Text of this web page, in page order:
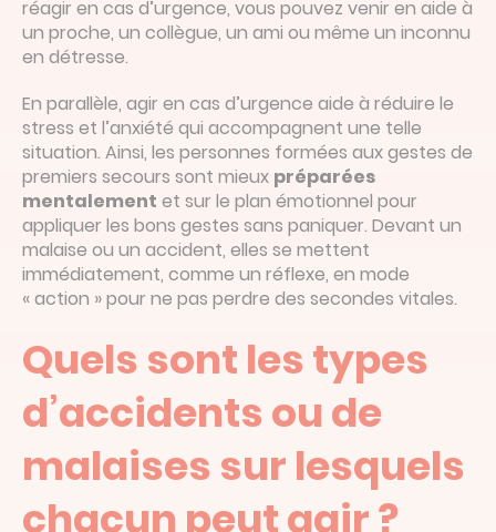
réagir en cas d’urgence, vous pouvez venir en aide à
un proche, un collègue, un ami ou même un inconnu
en détresse.
En parallèle, agir en cas d’urgence aide à réduire le
stress et l’anxiété qui accompagnent une telle
situation. Ainsi, les personnes formées aux gestes de
premiers secours sont mieux préparées
mentalement et sur le plan émotionnel pour
appliquer les bons gestes sans paniquer. Devant un
malaise ou un accident, elles se mettent
immédiatement, comme un réflexe, en mode
« action » pour ne pas perdre des secondes vitales.
Quels sont les types
d’accidents ou de
malaises sur lesquels
chacun peut agir ?